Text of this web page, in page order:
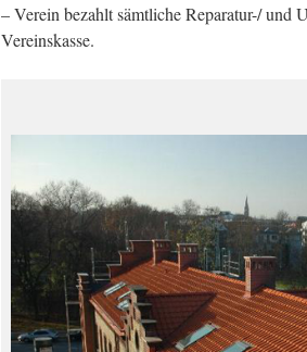
– Verein bezahlt sämtliche Reparatur-/ und
Vereinskasse.